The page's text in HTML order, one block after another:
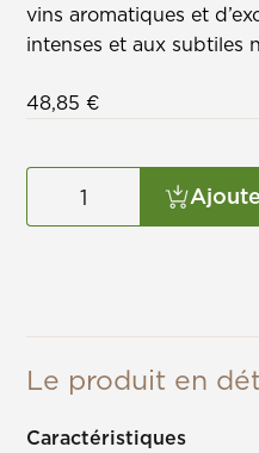
vins aromatiques et
intenses et aux subtiles
48,85€
Le produit en
Caractéristiques